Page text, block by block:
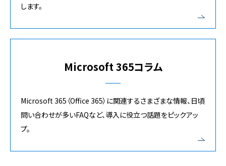
します。
Microsoft 365コラム
Microsoft 365（Office 365）に関連するさまざまな情報、日頃
問い合わせが多いFAQなど、導入に役立つ話題をピックアッ
プ。